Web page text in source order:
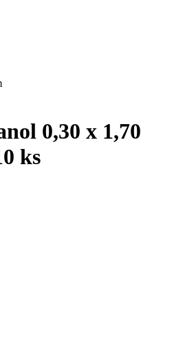
0,30 x 1,70
ks